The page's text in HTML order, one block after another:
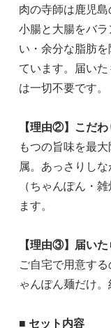
肉の寺師は鹿児島
小腸と大腸をバ
い・余分な脂肪
ています。届い
は一切不要です。
【理由②】こだ
もつの旨味を最
属。あっさりし
（ちゃんぽん・
ます。
【理由③】届い
ご自宅で用意す
ゃんぽん麺だけ
■ セット内容